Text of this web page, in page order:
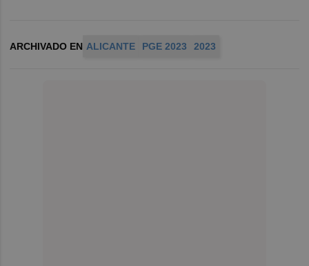
ARCHIVADO EN ALICANTE PGE 2023 2023